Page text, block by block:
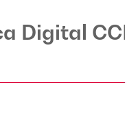
Digital